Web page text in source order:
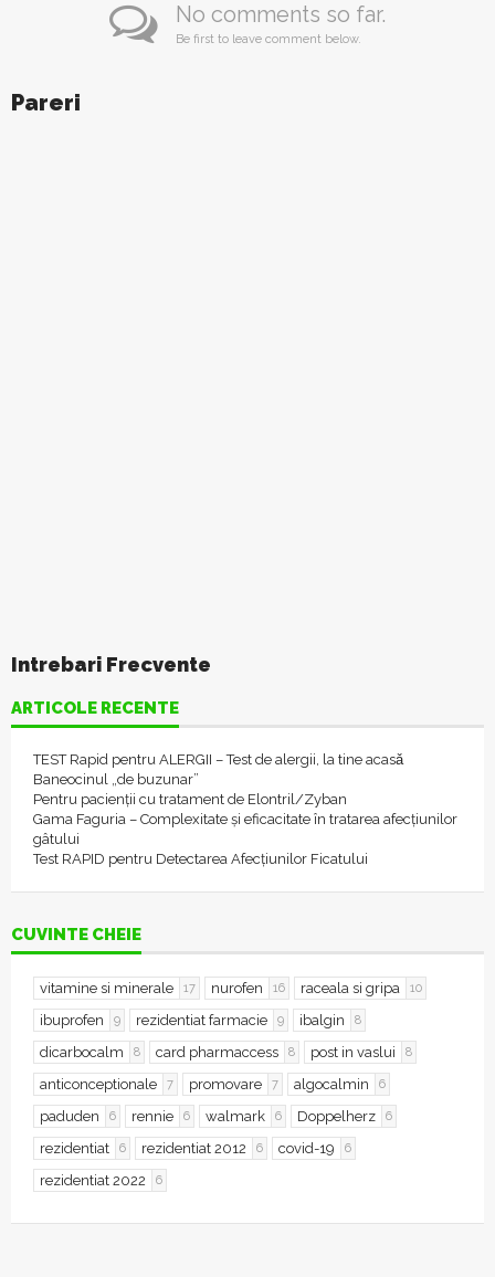
No comments so far.
Be first to leave comment below.
Pareri
Intrebari Frecvente
ARTICOLE RECENTE
TEST Rapid pentru ALERGII – Test de alergii, la tine acasǎ
Baneocinul „de buzunar”
Pentru pacienții cu tratament de Elontril/Zyban
Gama Faguria – Complexitate și eficacitate în tratarea afecțiunilor
gâtului
Test RAPID pentru Detectarea Afecțiunilor Ficatului
CUVINTE CHEIE
vitamine si minerale 17 nurofen 16 raceala si gripa 10
ibuprofen 9 rezidentiat farmacie 9 ibalgin 8
dicarbocalm 8 card pharmaccess 8 post in vaslui 8
anticonceptionale 7 promovare 7 algocalmin 6
paduden 6 rennie 6 walmark 6 Doppelherz 6
rezidentiat 6 rezidentiat 2012 6 covid-19 6
rezidentiat 2022 6